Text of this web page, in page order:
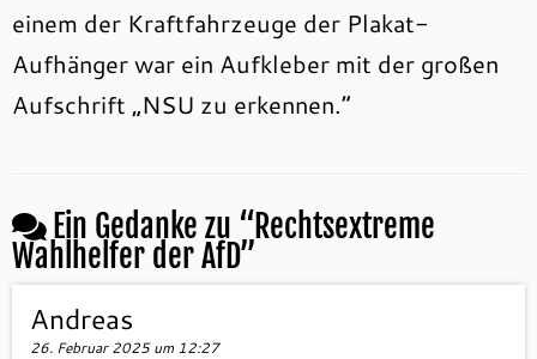
einem der Kraftfahrzeuge der Plakat-
Aufhänger war ein Aufkleber mit der großen
Aufschrift „NSU zu erkennen.“
Ein Gedanke zu “Rechtsextreme
Wahlhelfer der AfD”
Andreas
26. Februar 2025 um 12:27